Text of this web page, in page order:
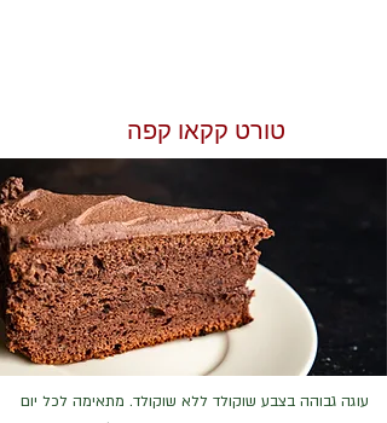
טורט קקאו קפה
עוגה גבוהה בצבע שוקולד ללא שוקולד. מתאימה לכל יום